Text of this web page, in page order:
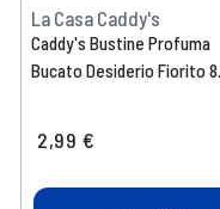
La Casa Caddy's
Caddy's Bustine Profuma
Bucato Desiderio Fiorito 8
2,99 €